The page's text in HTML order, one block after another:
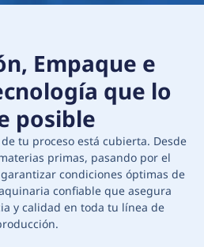
Empaque e
que lo
posible
tu proceso está cubierta. Desde
primas, pasando por el
condiciones óptimas de
confiable que asegura
y calidad en toda tu línea de